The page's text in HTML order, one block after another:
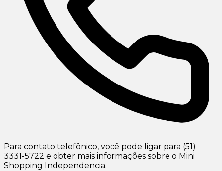
Para contato telefônico, você pode ligar para (51)
3331-5722 e obter mais informações sobre o Mini
Shopping Independencia.